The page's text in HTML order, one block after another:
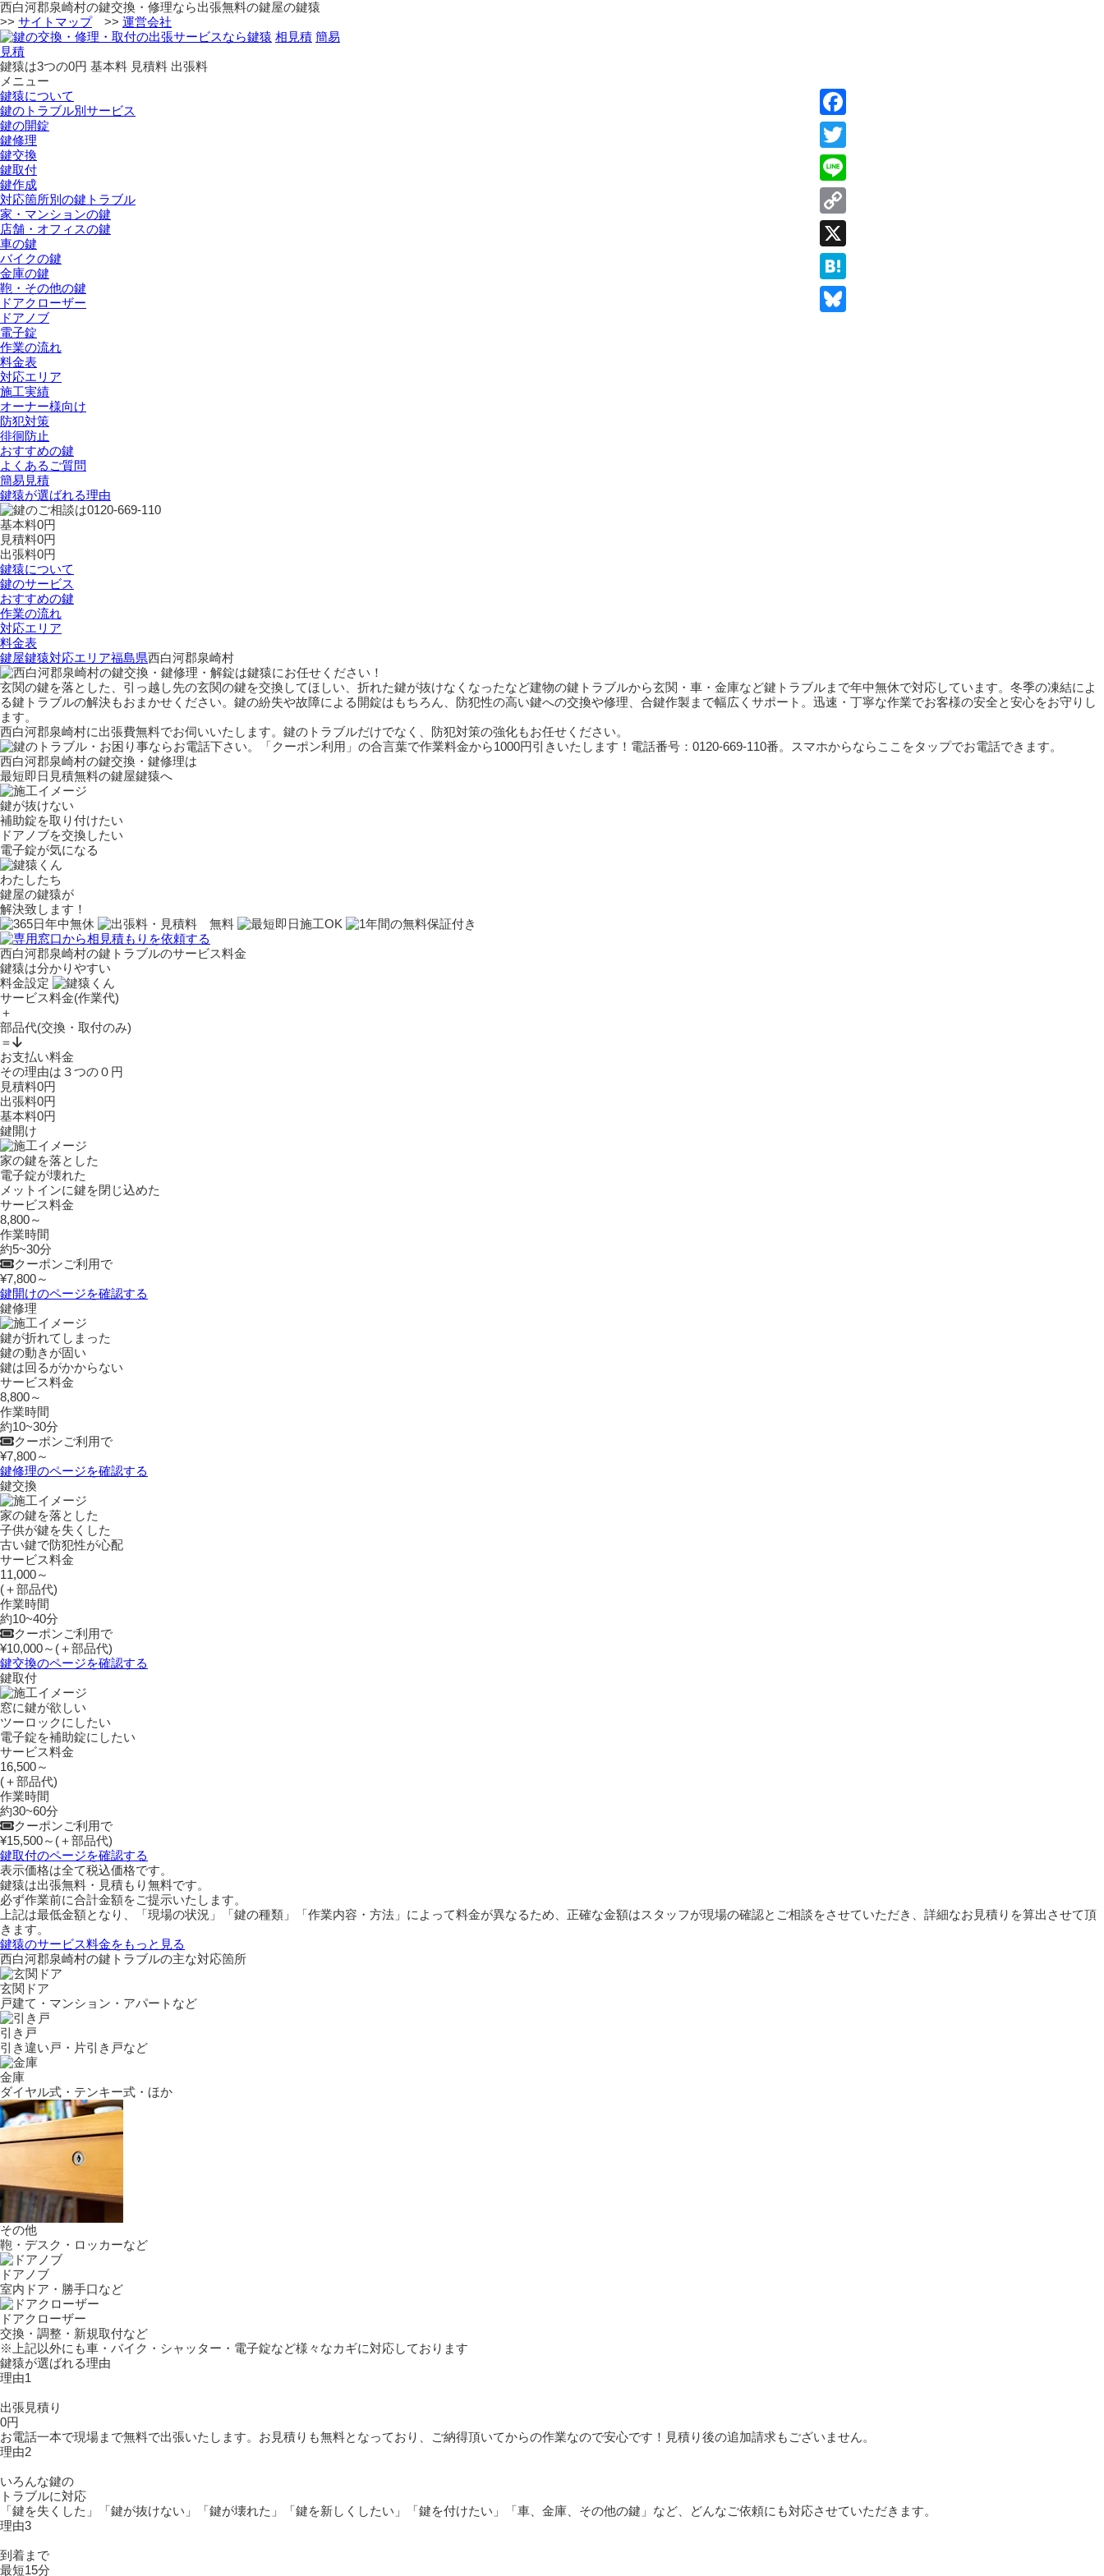
西白河郡泉崎村の鍵交換・修理なら出張無料の鍵屋の鍵猿
>> サイトマップ>> 運営会社
相見積 簡易
見積
鍵猿は3つの0円 基本料 見積料 出張料
メニュー
鍵猿について
鍵のトラブル別サービス
鍵の開錠
鍵修理
鍵交換
鍵取付
鍵作成
対応箇所別の鍵トラブル
家・マンションの鍵
店舗・オフィスの鍵
車の鍵
バイクの鍵
金庫の鍵
鞄・その他の鍵
ドアクローザー
ドアノブ
電子錠
作業の流れ
料金表
対応エリア
施工実績
オーナー様向け
防犯対策
徘徊防止
おすすめの鍵
よくあるご質問
簡易見積
鍵猿が選ばれる理由
基本料0円
見積料0円
出張料0円
鍵猿について
鍵のサービス
おすすめの鍵
作業の流れ
対応エリア
料金表
鍵屋鍵猿対応エリア福島県西白河郡泉崎村
玄関の鍵を落とした、引っ越し先の玄関の鍵を交換してほしい、折れた鍵が抜けなくなったなど建物の鍵トラブルから玄関・車・金庫など鍵トラブルまで年中無休で対応しています。冬季の凍結によ
る鍵トラブルの解決もおまかせください。鍵の紛失や故障による開錠はもちろん、防犯性の高い鍵への交換や修理、合鍵作製まで幅広くサポート。迅速・丁寧な作業でお客様の安全と安心をお守りし
ます。
西白河郡泉崎村に出張費無料でお伺いいたします。鍵のトラブルだけでなく、防犯対策の強化もお任せください。
西白河郡泉崎村の鍵交換・鍵修理は
最短即日見積無料の鍵屋鍵猿へ
鍵が抜けない
補助錠を取り付けたい
ドアノブを交換したい
電子錠が気になる
わたしたち
鍵屋の鍵猿が
解決致します！
西白河郡泉崎村の鍵トラブルのサービス料金
鍵猿は分かりやすい
料金設定
サービス料金(作業代)
＋
部品代(交換・取付のみ)
＝
お支払い料金
その理由は ３つの０ 円
見積料0円
出張料0円
基本料0円
鍵開け
家の鍵を落とした
電子錠が壊れた
メットインに鍵を閉じ込めた
サービス料金
8,800～
作業時間
約5~30分
クーポンご利用で
¥7,800～
鍵開けのページを確認する
鍵修理
鍵が折れてしまった
鍵の動きが固い
鍵は回るがかからない
サービス料金
8,800～
作業時間
約10~30分
クーポンご利用で
¥7,800～
鍵修理のページを確認する
鍵交換
家の鍵を落とした
子供が鍵を失くした
古い鍵で防犯性が心配
サービス料金
11,000～
(＋部品代)
作業時間
約10~40分
クーポンご利用で
¥10,000～ (＋部品代)
鍵交換のページを確認する
鍵取付
窓に鍵が欲しい
ツーロックにしたい
電子錠を補助錠にしたい
サービス料金
16,500～
(＋部品代)
作業時間
約30~60分
クーポンご利用で
¥15,500～ (＋部品代)
鍵取付のページを確認する
表示価格は全て税込価格です。
鍵猿は出張無料・見積もり無料です。
必ず作業前に合計金額をご提示いたします。
上記は最低金額となり、「現場の状況」「鍵の種類」「作業内容・方法」によって料金が異なるため、正確な金額はスタッフが現場の確認とご相談をさせていただき、詳細なお見積りを算出させて頂
きます。
鍵猿のサービス料金をもっと見る
西白河郡泉崎村の鍵トラブルの主な対応箇所
玄関ドア
戸建て・マンション・アパートなど
引き戸
引き違い戸・片引き戸など
金庫
ダイヤル式・テンキー式・ほか
その他
鞄・デスク・ロッカーなど
ドアノブ
室内ドア・勝手口など
ドアクローザー
交換・調整・新規取付など
※上記以外にも車・バイク・シャッター・電子錠など様々なカギに対応しております
鍵猿が選ばれる理由
理由1
出張見積り
0円
お電話一本で現場まで無料で出張いたします。お見積りも無料となっており、ご納得頂いてからの作業なので安心です！見積り後の追加請求もございません。
理由2
いろんな鍵の
トラブルに対応
「鍵を失くした」「鍵が抜けない」「鍵が壊れた」「鍵を新しくしたい」「鍵を付けたい」「車、金庫、その他の鍵」など、どんなご依頼にも対応させていただきます。
理由3
到着まで
最短15分
Facebook
Twitter
Line
Copy
Link
X
Hatena